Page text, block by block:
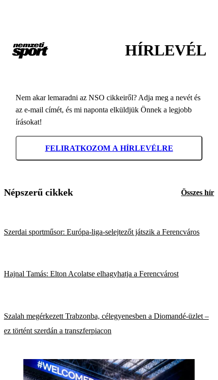
HÍRLEVÉL
Nem akar lemaradni az NSO cikkeiről? Adja meg a nevét és
az e-mail címét, és mi naponta elküldjük Önnek a legjobb
írásokat!
FELIRATKOZOM A HÍRLEVÉLRE
Népszerű cikkek Összes hír
Szerdai sportműsor: Európa-liga-selejtezőt játszik a Ferencváros
Hajnal Tamás: Elton Acolatse elhagyhatja a Ferencvárost
Szalah megérkezett Trabzonba, célegyenesben a Diomandé-üzlet –
ez történt szerdán a transzferpiacon